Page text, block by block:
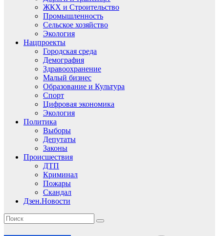
ЖКХ и Строительство
Промышленность
Сельское хозяйство
Экология
Нацпроекты
Городская среда
Демография
Здравоохранение
Малый бизнес
Образование и Культура
Спорт
Цифровая экономика
Экология
Политика
Выборы
Депутаты
Законы
Происшествия
ДТП
Криминал
Пожары
Скандал
Дзен.Новости